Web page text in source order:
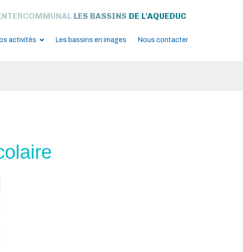
LES BASSINS DE L'AQUEDUC
activités Les bassins en images Nous contacter